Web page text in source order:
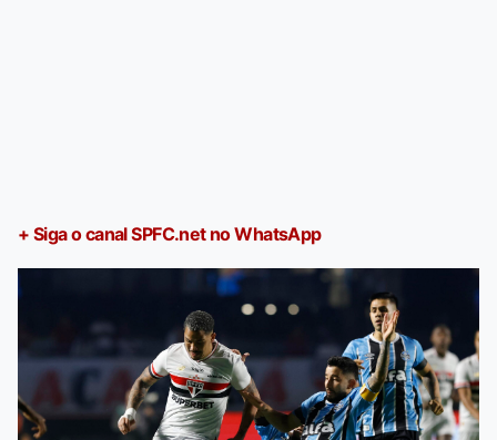
+ Siga o canal SPFC.net no WhatsApp